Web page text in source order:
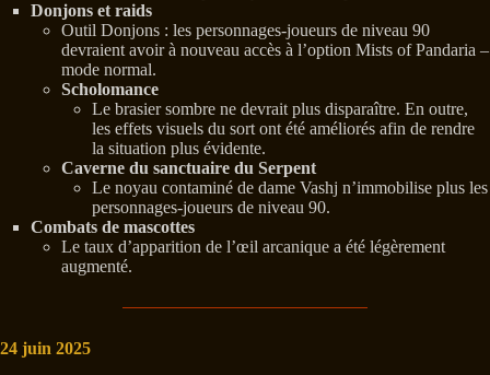
Donjons et raids
Outil Donjons : les personnages-joueurs de niveau 90
devraient avoir à nouveau accès à l’option Mists of Pandaria –
mode normal.
Scholomance
Le brasier sombre ne devrait plus disparaître. En outre,
les effets visuels du sort ont été améliorés afin de rendre
la situation plus évidente.
Caverne du sanctuaire du Serpent
Le noyau contaminé de dame Vashj n’immobilise plus les
personnages-joueurs de niveau 90.
Combats de mascottes
Le taux d’apparition de l’œil arcanique a été légèrement
augmenté.
24 juin 2025